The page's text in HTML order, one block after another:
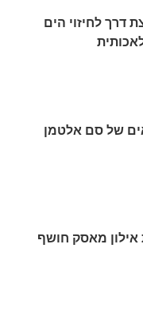
דרך לחיזוי הים
של סם אלטמן
מאסק חושף